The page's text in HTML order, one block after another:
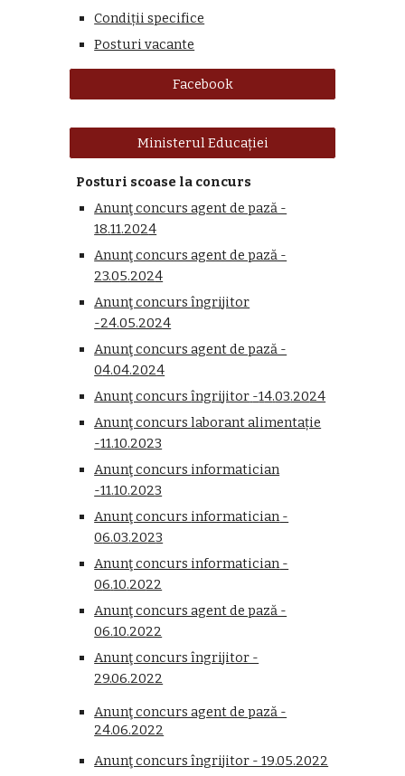
Condiții specifice
Posturi vacante
Facebook
Ministerul Educației
Posturi scoase la concurs
Anunţ concurs agent de pază -
18.11.2024
Anunţ concurs agent de pază -
23.05.2024
Anunţ concursîngrijitor
-24.05.2024
Anunţ concurs agent de pază -
04.04.2024
Anunţ concursîngrijitor -14.03.2024
Anunţ concurslaborant alimentație
-11.10.2023
Anunţ concurs informatician
-11.10.2023
Anunţ concurs informatician -
06.03.2023
Anunţ concurs informatician -
06.10.2022
Anunţ concurs agent de pază -
06.10.2022
Anunţ concurs îngrijitor -
29.06.2022
Anunţ concurs agent de pază -
24.06.2022
Anunţ concurs îngrijitor - 19.05.2022